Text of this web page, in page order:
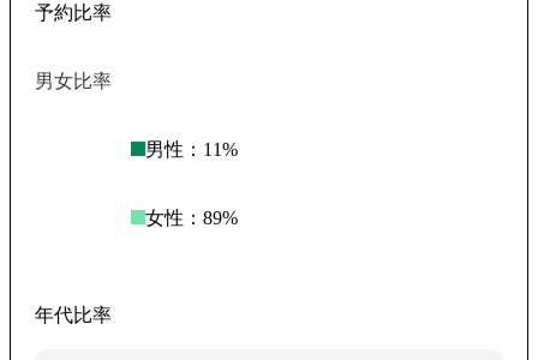
予約比率
男女比率
男性： 11%
女性： 89%
年代比率